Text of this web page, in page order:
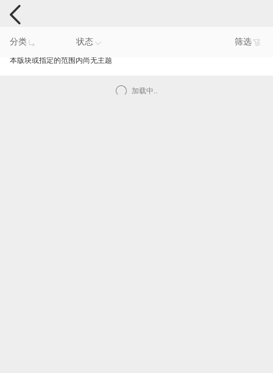
手机反馈
分类 状态 筛选
本版块或指定的范围内尚无主题
加载中..